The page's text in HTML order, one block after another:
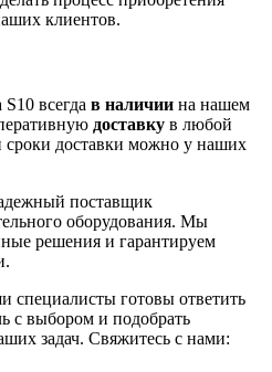
клиентов.
всегда в наличии на нашем
доставку в любой
сроки доставки можно у наших
поставщик
оборудования. Мы
решения и гарантируем
специалисты готовы ответить
с выбором и подобрать
задач. Свяжитесь с нами: